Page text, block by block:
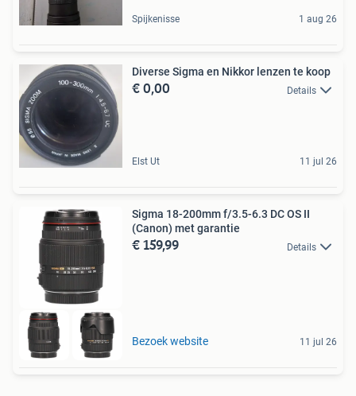
Spijkenisse 1 aug 26
Diverse Sigma en Nikkor lenzen te koop
€ 0,00 Details
Elst Ut 11 jul 26
Sigma 18-200mm f/3.5-6.3 DC OS II
(Canon) met garantie
€ 159,99 Details
Bezoek website 11 jul 26